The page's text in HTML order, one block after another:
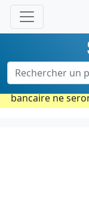
Période
bancaire ne